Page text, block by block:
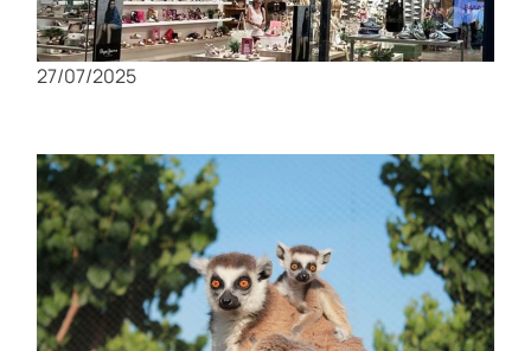
Compras en Murcia: Los mejores mercados y
tiendas locales
27/07/2025